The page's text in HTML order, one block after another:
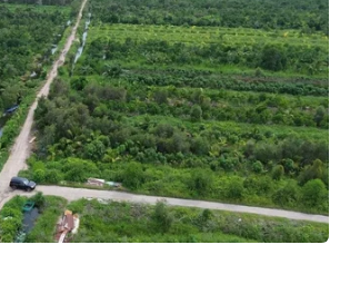
đưa can xăng 10l đi vào để trong
khiến cả năm người trong căn
và ba người lớn, bị bỏng và ngạt